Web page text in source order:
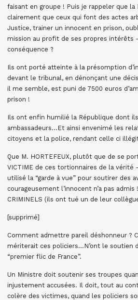
faisant en groupe ! Puis je rappeler que la
clairement que ceux qui font des actes
Justice, trainer un innocent en prison,
mission au profit de ses propres intérêts
conséquence ?
Ils ont porté atteinte à la présomption
devant le tribunal, en dénonçant une
il me semble, est puni de 7500 euros
prison !
Ils ont enfin humilié la République dont
ambassadeurs…Et ainsi envenimé les
citoyens et la police, rendant celle ci
Que M. HORTEFEUX, plutôt que de se
VICTIME de ces tortionnaires de la vérité
utilisé la “garde à vue” pour soutirer des
courageusement l’innocent n’a pas
CRIMINELS (ils ont tué un de leur
[supprimé]
Comment admettre pareil déshonneur ?
mériterait ces policiers…N’ont le soutien
“premier flic de France”.
Un Ministre doit soutenir ses troupes
injustement accusées. Il doit, tout au
colère des victimes, quand les policiers